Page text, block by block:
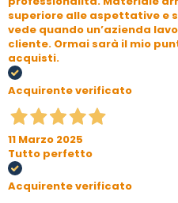
superiore alle aspettative e
vede quando un’azienda
cliente. Ormai sarà il mio
acquisti.
Acquirente verificato
11 Marzo 2025
Tutto perfetto
Acquirente verificato